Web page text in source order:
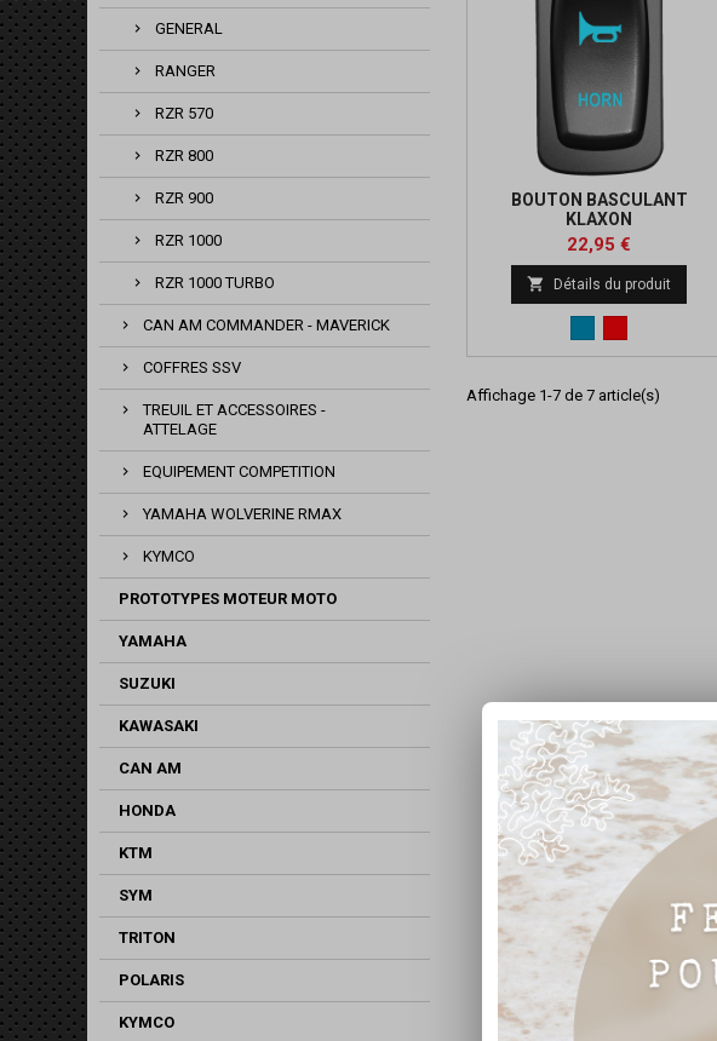
GENERAL
RANGER
RZR 570
RZR 800
RZR 900
RZR 1000
RZR 1000 TURBO
CAN AM COMMANDER - MAVERICK
COFFRES SSV
TREUIL ET ACCESSOIRES -
ATTELAGE
EQUIPEMENT COMPETITION
YAMAHA WOLVERINE RMAX
KYMCO
PROTOTYPES MOTEUR MOTO
YAMAHA
SUZUKI
KAWASAKI
CAN AM
HONDA
KTM
SYM
TRITON
POLARIS
KYMCO
BOUTON BASCULANT
KLAXON
Prix
22,95 €
base
 Détails du produit
Affichage 1-7 de 7 article(s)